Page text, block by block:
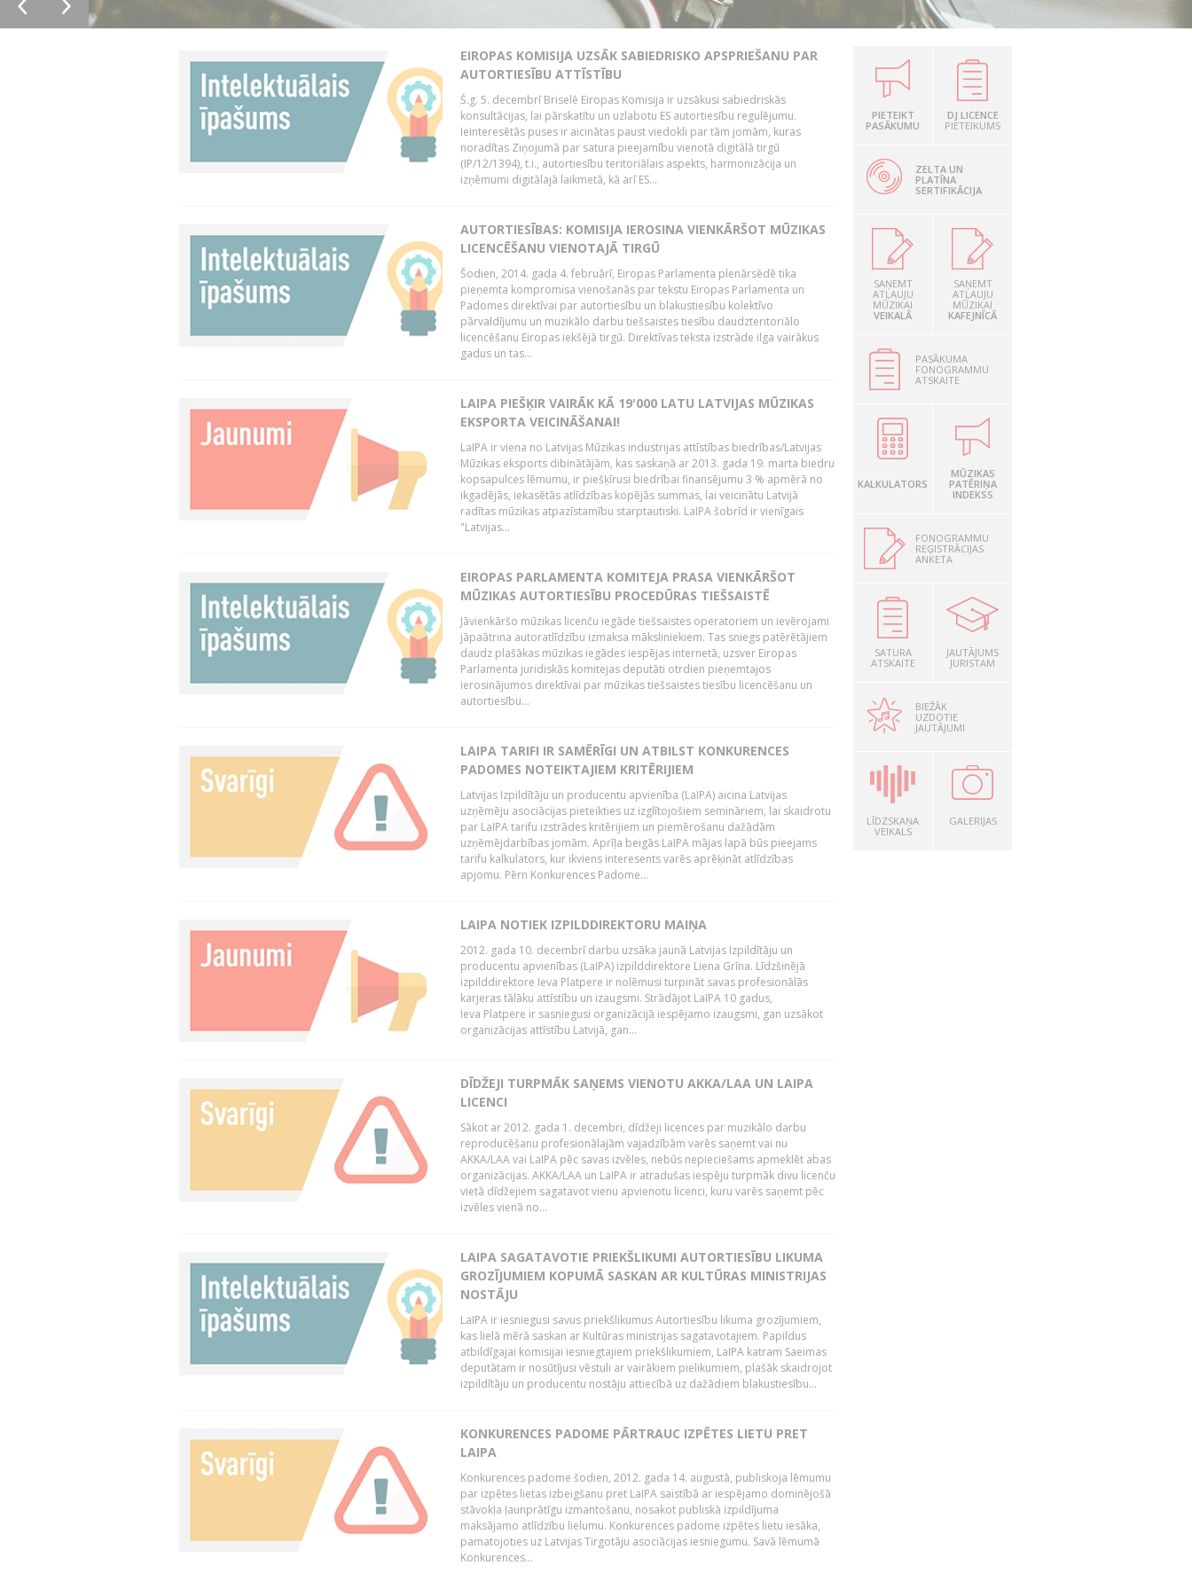
EIROPAS KOMISIJA UZSĀK SABIEDRISKO APSPRIEŠANU PAR
AUTORTIESĪBU ATTĪSTĪBU
Š.g. 5. decembrī Briselē Eiropas Komisija ir uzsākusi sabiedriskās
konsultācijas, lai pārskatītu un uzlabotu ES autortiesību regulējumu.
Ieinteresētās puses ir aicinātas paust viedokli par tām jomām, kuras
noradītas Ziņojumā par satura pieejamību vienotā digitālā tirgū
(IP/12/1394), t.i., autortiesību teritoriālais aspekts, harmonizācija un
izņēmumi digitālajā laikmetā, kā arī ES...
AUTORTIESĪBAS: KOMISIJA IEROSINA VIENKĀRŠOT MŪZIKAS
LICENCĒŠANU VIENOTAJĀ TIRGŪ
Šodien, 2014. gada 4. februārī, Eiropas Parlamenta plenārsēdē tika
pieņemta kompromisa vienošanās par tekstu Eiropas Parlamenta un
Padomes direktīvai par autortiesību un blakustiesību kolektīvo
pārvaldījumu un muzikālo darbu tiešsaistes tiesību daudzteritoriālo
licencēšanu Eiropas iekšējā tirgū. Direktīvas teksta izstrāde ilga vairākus
gadus un tas...
LAIPA PIEŠĶIR VAIRĀK KĀ 19'000 LATU LATVIJAS MŪZIKAS
EKSPORTA VEICINĀŠANAI!
LaIPA ir viena no Latvijas Mūzikas industrijas attīstības biedrības/Latvijas
Mūzikas eksports dibinātājām, kas saskaņā ar 2013. gada 19. marta biedru
kopsapulces lēmumu, ir piešķīrusi biedrībai finansējumu 3 % apmērā no
ikgadējās, iekasētās atlīdzības kopējās summas, lai veicinātu Latvijā
radītas mūzikas atpazīstamību starptautiski. LaIPA šobrīd ir vienīgais
"Latvijas...
EIROPAS PARLAMENTA KOMITEJA PRASA VIENKĀRŠOT
MŪZIKAS AUTORTIESĪBU PROCEDŪRAS TIEŠSAISTĒ
Jāvienkāršo mūzikas licenču iegāde tiešsaistes operatoriem un ievērojami
jāpaātrina autoratlīdzību izmaksa māksliniekiem. Tas sniegs patērētājiem
daudz plašākas mūzikas iegādes iespējas internetā, uzsver Eiropas
Parlamenta juridiskās komitejas deputāti otrdien pieņemtajos
ierosinājumos direktīvai par mūzikas tiešsaistes tiesību licencēšanu un
autortiesību...
LAIPA TARIFI IR SAMĒRĪGI UN ATBILST KONKURENCES
PADOMES NOTEIKTAJIEM KRITĒRIJIEM
Latvijas Izpildītāju un producentu apvienība (LaIPA) aicina Latvijas
uzņēmēju asociācijas pieteikties uz izglītojošiem semināriem, lai skaidrotu
par LaIPA tarifu izstrādes kritērijiem un piemērošanu dažādām
uzņēmējdarbības jomām. Aprīļa beigās LaIPA mājas lapā būs pieejams
tarifu kalkulators, kur ikviens interesents varēs aprēķināt atlīdzības
apjomu. Pērn Konkurences Padome...
LAIPA NOTIEK IZPILDDIREKTORU MAIŅA
2012. gada 10. decembrī darbu uzsāka jaunā Latvijas Izpildītāju un
producentu apvienības (LaIPA) izpilddirektore Liena Grīna. Līdzšinējā
izpilddirektore Ieva Platpere ir nolēmusi turpināt savas profesionālās
karjeras tālāku attīstību un izaugsmi. Strādājot LaIPA 10 gadus,
Ieva Platpere ir sasniegusi organizācijā iespējamo izaugsmi, gan uzsākot
organizācijas attīstību Latvijā, gan...
DĪDŽEJI TURPMĀK SAŅEMS VIENOTU AKKA/LAA UN LAIPA
LICENCI
Sākot ar 2012. gada 1. decembri, dīdžeji licences par muzikālo darbu
reproducēšanu profesionālajām vajadzībām varēs saņemt vai nu
AKKA/LAA vai LaIPA pēc savas izvēles, nebūs nepieciešams apmeklēt abas
organizācijas. AKKA/LAA un LaIPA ir atradušas iespēju turpmāk divu licenču
vietā dīdžejiem sagatavot vienu apvienotu licenci, kuru varēs saņemt pēc
izvēles vienā no...
LAIPA SAGATAVOTIE PRIEKŠLIKUMI AUTORTIESĪBU LIKUMA
GROZĪJUMIEM KOPUMĀ SASKAN AR KULTŪRAS MINISTRIJAS
NOSTĀJU
LaIPA ir iesniegusi savus priekšlikumus Autortiesību likuma grozījumiem,
kas lielā mērā saskan ar Kultūras ministrijas sagatavotajiem. Papildus
atbildīgajai komisijai iesniegtajiem priekšlikumiem, LaIPA katram Saeimas
deputātam ir nosūtījusi vēstuli ar vairākiem pielikumiem, plašāk skaidrojot
izpildītāju un producentu nostāju attiecībā uz dažādiem blakustiesību...
KONKURENCES PADOME PĀRTRAUC IZPĒTES LIETU PRET
LAIPA
Konkurences padome šodien, 2012. gada 14. augustā, publiskoja lēmumu
par izpētes lietas izbeigšanu pret LaIPA saistībā ar iespējamo dominējošā
stāvokļa ļaunprātīgu izmantošanu, nosakot publiskā izpildījuma
maksājamo atlīdzību lielumu. Konkurences padome izpētes lietu iesāka,
pamatojoties uz Latvijas Tirgotāju asociācijas iesniegumu. Savā lēmumā
Konkurences...
PIETEIKT
PASĀKUMU
DJ LICENCE
PIETEIKUMS
ZELTA UN
PLATĪNA
SERTIFIKĀCIJA
SAŅEMT
ATĻAUJU
MŪZIKAI
VEIKALĀ
SAŅEMT
ATĻAUJU
MŪZIKAI
KAFEJNĪCĀ
PASĀKUMA
FONOGRAMMU
ATSKAITE
KALKULATORS
MŪZIKAS
PATĒRIŅA
INDEKSS
FONOGRAMMU
REĢISTRĀCIJAS
ANKETA
SATURA
ATSKAITE
JAUTĀJUMS
JURISTAM
BIEŽĀK
UZDOTIE
JAUTĀJUMI
LĪDZSKAŅA
VEIKALS
GALERIJAS